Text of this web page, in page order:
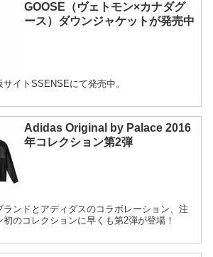
GOOSE（ヴェトモン×カナダグ
ース）ダウンジャケットが発売中
イトSSENSEにて発売中。
Adidas Original by Palace 2016
年コレクション第2弾
ランドとアディダスのコラボレーション、注
のコレクションに早くも第2弾が登場！